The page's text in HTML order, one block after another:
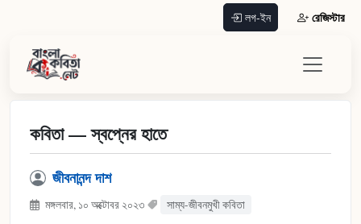
লগ-ইন রেজিস্টার
কবিতা — স্বপ্নের হাতে
জীবনানন্দ দাশ
মঙ্গলবার, ১০ অক্টোবর ২০২৩ সাম্য-জীবনমুখী কবিতা